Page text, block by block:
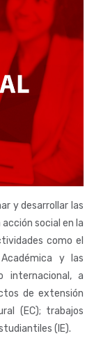
y desarrollar las
social en la
como el
y las
internacional, a
de extensión
(EC); trabajos
(IE).